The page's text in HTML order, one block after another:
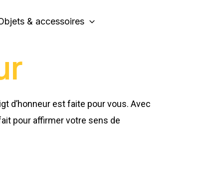
& accessoires
d’honneur est faite pour vous. Avec
pour affirmer votre sens de